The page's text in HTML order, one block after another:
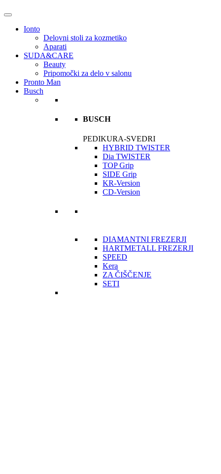
Ionto
Delovni stoli za kozmetiko
Aparati
SUDA&CARE
Beauty
Pripomočki za delo v salonu
Pronto Man
Busch
BUSCH
PEDIKURA-SVEDRI
HYBRID TWISTER
Dia TWISTER
TOP Grip
SIDE Grip
KR-Version
CD-Version
DIAMANTNI FREZERJI
HARTMETALL FREZERJI
SPEED
Kera
ZA ČIŠČENJE
SETI